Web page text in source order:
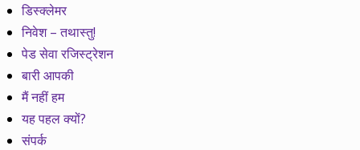
डिस्क्लेमर
निवेश – तथास्तु!
पेड सेवा रजिस्ट्रेशन
बारी आपकी
मैं नहीं हम
यह पहल क्यों?
संपर्क